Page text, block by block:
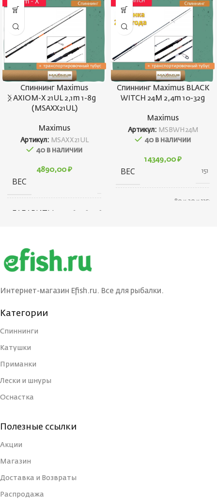
Спиннинг Maximus
AXIOM-X 21UL 2,1m 1-8g
(MSAXX21UL)
Maximus
Артикул: MSAXX21UL
40 в наличии
4890,00 ₽
ВЕС
ГАБАРИТЫ
УДИЛИЩА
БРЕНД Maximus
КОЛИЧЕСТВО
ВЕРШИНОК
МАТЕРИАЛ
КОЛИЧЕСТВО КОЛЕЦ
КОЛИЧЕСТВО СЕКЦИЙ
Спиннинг Maximus BLACK
WITCH 24M 2,4m 10-32g
Maximus
Артикул: MSBWH24M
40 в наличии
14349,00 ₽
ВЕС 151 г
80 × 30 × 1350
Интернет-магазин Efish.ru. Все для рыбалки.
Категории
Спиннинги
Катушки
Приманки
Лески и шнуры
Оснастка
Полезные ссылки
Акции
Магазин
Доставка и Возвраты
Распродажа